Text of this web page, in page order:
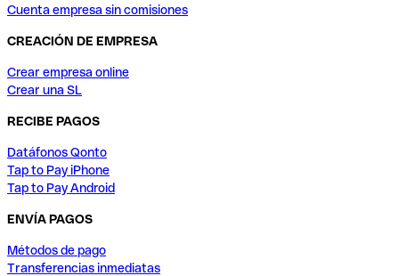
Cuenta empresa sin comisiones
CREACIÓN DE EMPRESA
Crear empresa online
Crear una SL
RECIBE PAGOS
Datáfonos Qonto
Tap to Pay iPhone
Tap to Pay Android
ENVÍA PAGOS
Métodos de pago
Transferencias inmediatas